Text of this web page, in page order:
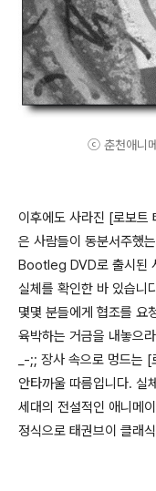
ⓒ 춘천애니
이후에도 사라진 [로보트
은 사람들이 동분서주했
Bootleg DVD로 출시된
실체를 확인한 바 있습니
몇몇 분들에게 협조를 요
육박하는 거금을 내놓으
_-;; 장사 속으로 멍드는
안타까울 따름입니다. 실
세대의 전설적인 애니메
정식으로 태권브이 클래